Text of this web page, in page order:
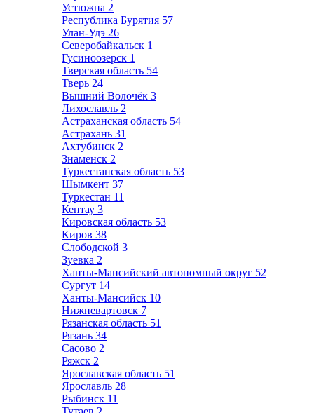
Устюжна 2
Республика Бурятия 57
Улан-Удэ 26
Северобайкальск 1
Гусиноозерск 1
Тверская область 54
Тверь 24
Вышний Волочёк 3
Лихославль 2
Астраханская область 54
Астрахань 31
Ахтубинск 2
Знаменск 2
Туркестанская область 53
Шымкент 37
Туркестан 11
Кентау 3
Кировская область 53
Киров 38
Слободской 3
Зуевка 2
Ханты-Мансийский автономный округ 52
Сургут 14
Ханты-Мансийск 10
Нижневартовск 7
Рязанская область 51
Рязань 34
Сасово 2
Ряжск 2
Ярославская область 51
Ярославль 28
Рыбинск 11